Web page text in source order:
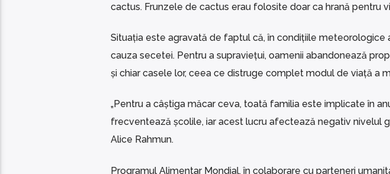
cactus. Frunzele de cactus erau folosite doar ca hrană pentru
Situația este agravată de faptul că, în condițiile meteorologice
cauza secetei. Pentru a supraviețui, oamenii abandonează
și chiar casele lor, ceea ce distruge complet modul de viață a
„Pentru a câștiga măcar ceva, toată familia este implicate în
frecventează școlile, iar acest lucru afectează negativ nivelul
Alice Rahmun.
Programul Alimentar Mondial, în colaborare cu parteneri